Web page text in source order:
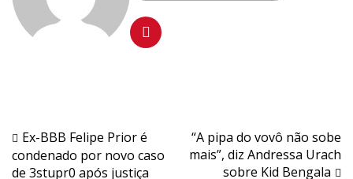
Navegação
de
Ex-BBB Felipe Prior é
condenado por novo caso
de 3stupr0 após justiça
“A pipa do vovô não sobe
mais”, diz Andressa Urach
sobre Kid Bengala